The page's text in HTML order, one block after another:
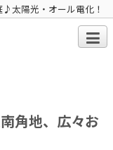
太陽光・オール電化！
角地、広々お